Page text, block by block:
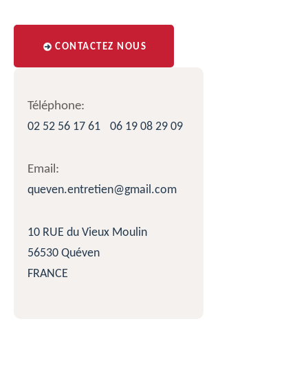
CONTACTEZ NOUS
Téléphone:
02 52 56 17 61
06 19 08 29 09
Email:
queven.entretien@gmail.com
10 RUE du Vieux Moulin
56530 Quéven
FRANCE